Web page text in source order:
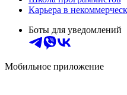
Карьера в
Боты для уведомлений
Мобильное приложение